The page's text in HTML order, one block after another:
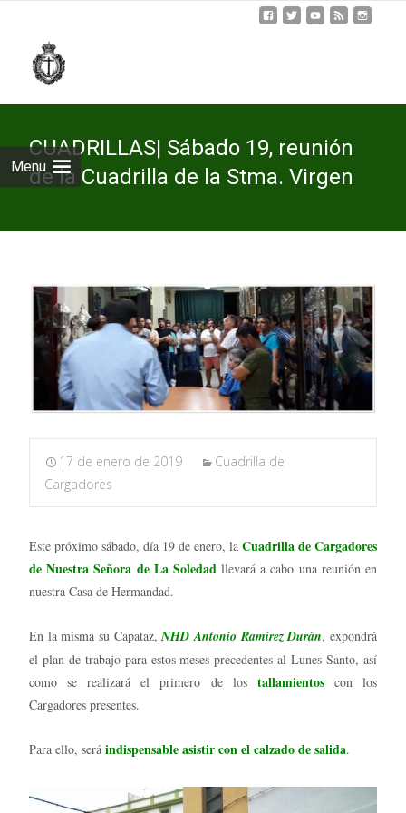
Menu
CUADRILLAS| Sábado 19, reunión
de la Cuadrilla de la Stma. Virgen
17 de enero de 2019
Cuadrilla de
Cargadores
Este próximo sábado, día 19 de enero, la Cuadrilla de Cargadores
de Nuestra Señora de La Soledadllevará a cabo una reunión en
nuestra Casa de Hermandad.
En la misma su Capataz,NHD Antonio Ramírez Durán, expondrá
el plan de trabajo para estos meses precedentes al Lunes Santo, así
como se realizará el primero de los tallamientoscon los
Cargadores presentes.
Para ello, será indispensable asistir con el calzado de salida.